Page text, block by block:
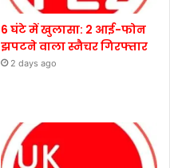
6 घंटे में खुलासा: 2 आई-फोन
झपटने वाला स्नैचर गिरफ्तार
2 days ago